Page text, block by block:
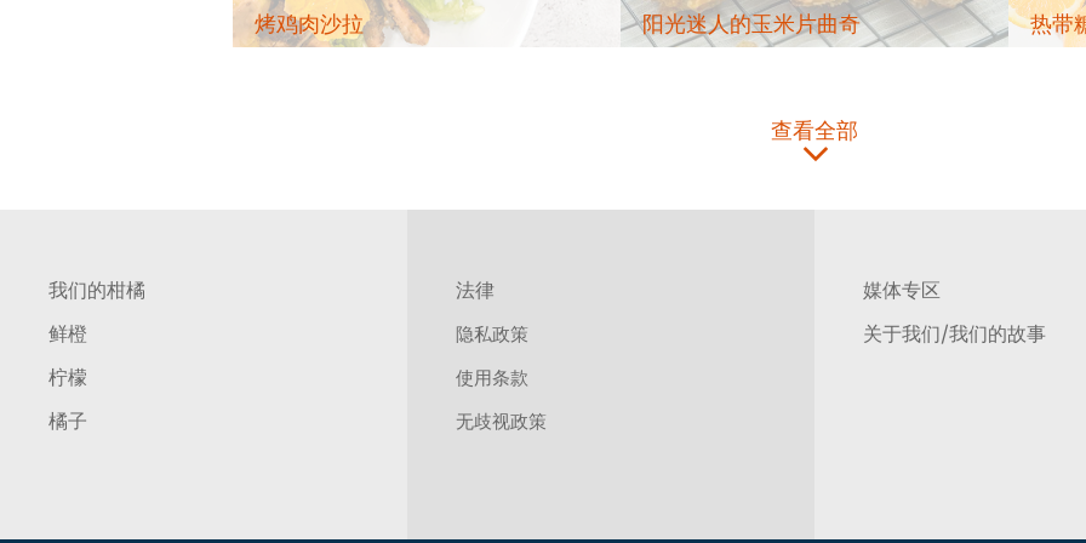
烤鸡肉沙拉 阳光迷人的玉米片曲奇 热带
查看全部
我们的柑橘
鲜橙
柠檬
橘子
法律
隐私政策
使用条款
无歧视政策
媒体专区
关于我们/我们的故事